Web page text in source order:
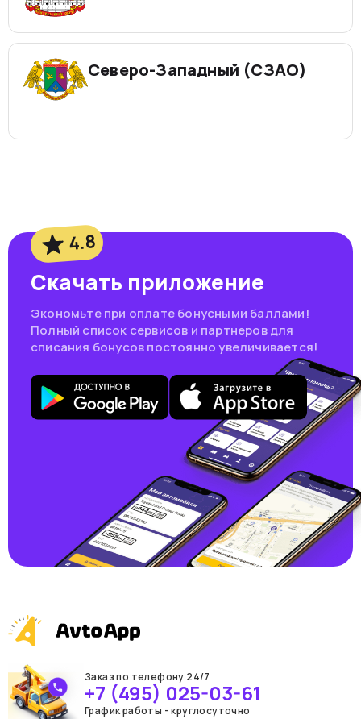
Северо-Западный (СЗАО)
4.8
Скачать приложение
Экономьте при оплате бонусными баллами!
Полный список сервисов и партнеров для
списания бонусов постоянно увеличивается!
Заказ по телефону 24/7
+7 (495) 025-03-61
График работы - круглосуточно